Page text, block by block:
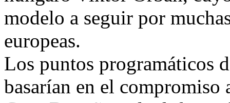
modelo a seguir por
europeas.
Los puntos programáticos
basarían en el compromiso